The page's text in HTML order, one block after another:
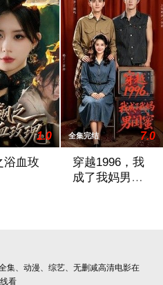
1.0
浴血玫
全集完结 7.0
穿越1996，我
成了我妈男闺
集、动漫、综艺、无删减高清电影在
线看